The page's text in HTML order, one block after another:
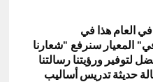
في هذا العام في
شعارنا" سنرفع المعيار "
رسالتنا ورؤيتنا لتوفير
أساليب تدريس حديثة